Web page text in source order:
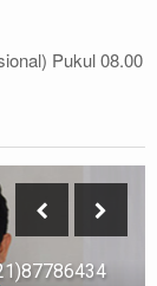
Pukul 08.00